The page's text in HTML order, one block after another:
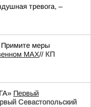
тревога, –
Примите меры
MAX// КП
Первый
Севастопольский